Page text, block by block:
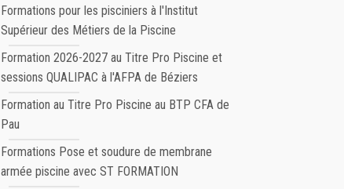
Formations pour les pisciniers à l'Institut
Supérieur des Métiers de la Piscine
Formation 2026-2027 au Titre Pro Piscine et
sessions QUALIPAC à l'AFPA de Béziers
Formation au Titre Pro Piscine au BTP CFA de
Pau
Formations Pose et soudure de membrane
armée piscine avec ST FORMATION